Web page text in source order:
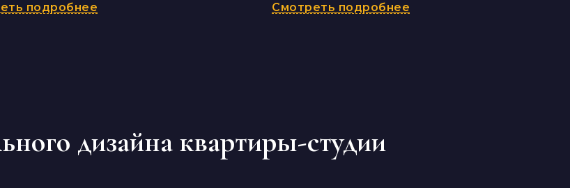
подробнее Смотреть подробнее
дизайна квартиры-студии